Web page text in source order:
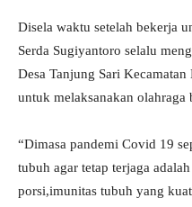
Disela waktu setelah bekerja
Serda Sugiyantoro selalu
Desa Tanjung Sari
untuk melaksanakan olahraga
“Dimasa pandemi Covid 19
tubuh agar tetap terjaga
porsi,imunitas tubuh yang